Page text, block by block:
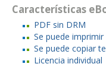
Características
PDF sin DRM
Se puede imprimir
Se puede copiar
Licencia individual